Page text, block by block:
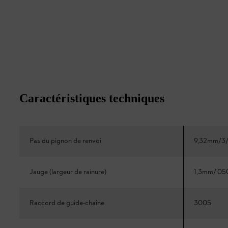
Caractéristiques techniques
Pas du pignon de renvoi 9,32mm/
Jauge (largeur de rainure) 1,3mm/
Raccord de guide-chaîne 3005